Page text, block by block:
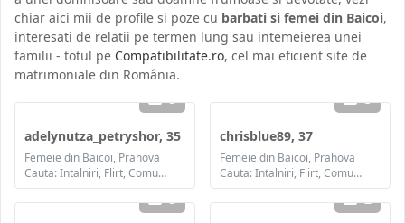
chiar aici mii de profile si poze cu barbati si femei din Baicoi,
interesati de relatii pe termen lung sau intemeierea unei
familii - totul pe Compatibilitate.ro, cel mai eficient site de
matrimoniale din România.
3
adelynutza_petryshor, 35
Femeie din Baicoi, Prahova
Cauta: Intalniri, Flirt, Comunicare / chat, Prietenie, Casatorie
3
chrisblue89, 37
Femeie din Baicoi, Prahova
Cauta: Intalniri, Flirt, Comunicare / chat, Prietenie, Casatorie
3 2